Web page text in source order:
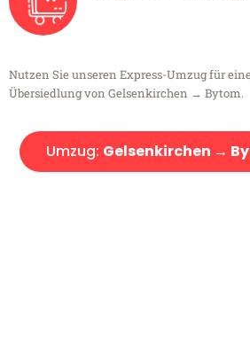
Nutzen Sie unseren Express-Umzug für
Übersiedlung von Gelsenkirchen → Bytom.
Umzug: Gelsenkirchen →